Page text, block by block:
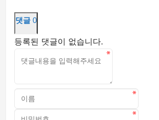
댓글 0
등록된 댓글이 없습니다.